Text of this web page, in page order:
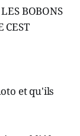
BOBONS
CEST
et qu'ils